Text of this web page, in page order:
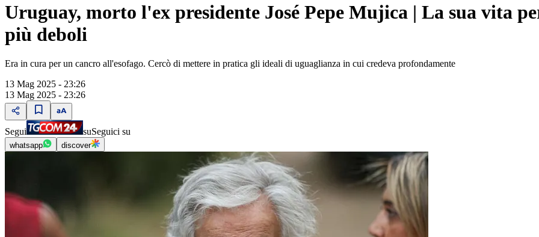
Uruguay, morto l'ex presidente José Pepe Mujica | La sua vita
più deboli
Era in cura per un cancro all'esofago. Cercò di mettere in pratica gli ideali di uguaglianza in cui credeva profondamente
13 Mag 2025 - 23:26
13 Mag 2025 - 23:26
Segui suSeguici su
whatsapp discover